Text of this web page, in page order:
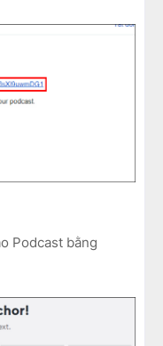
Podcast bằng